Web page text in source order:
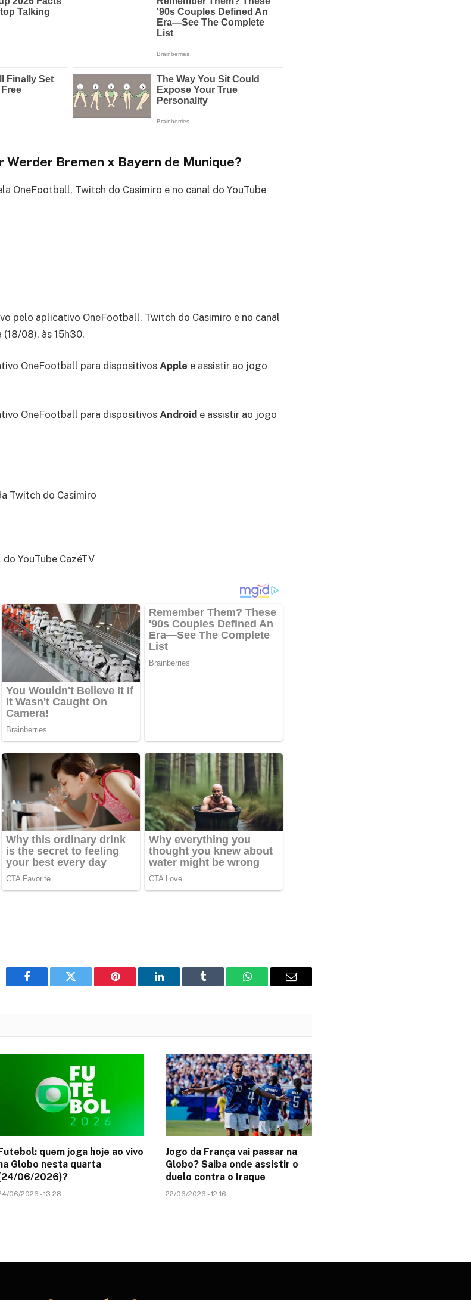
Werder Bremen x Bayern de Munique?
OneFootball, Twitch do Casimiro e no canal do YouTube
pelo aplicativo OneFootball, Twitch do Casimiro e no canal
(18/08), às 15h30.
OneFootball para dispositivos Apple e assistir ao jogo
OneFootball para dispositivos Android e assistir ao jogo
Twitch do Casimiro
YouTube CazéTV
Facebook Twitter Pinterest LinkedIn Tumblr WhatsAppEmail
quem joga hoje ao vivo
Globo nesta quarta
06/2026)?
06/2026 - 13:28
Jogo da França vai passar na
Globo? Saiba onde assistir o
duelo contra o Iraque
22/06/2026 - 12:16